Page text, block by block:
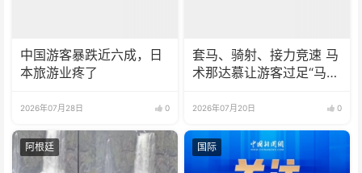
中国游客暴跌近六成，日
本旅游业疼了
2026年07月28日 0
套马、骑射、接力竞速 马
术那达慕让游客过足“马背
2026年07月20日 0
阿根廷 国际